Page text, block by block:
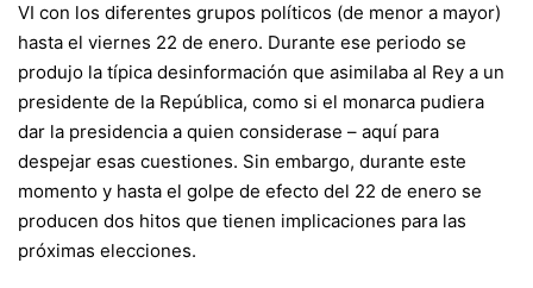
VI con los diferentes grupos políticos (de menor a mayor)
hasta el viernes 22 de enero. Durante ese periodo se
produjo la típica desinformación que asimilaba al Rey a un
presidente de la República, como si el monarca pudiera
dar la presidencia a quien considerase – aquí para
despejar esas cuestiones. Sin embargo, durante este
momento y hasta el golpe de efecto del 22 de enero se
producen dos hitos que tienen implicaciones para las
próximas elecciones.